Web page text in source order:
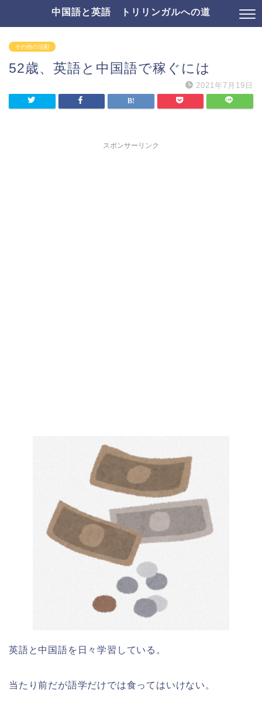
中国語と英語 トリリンガルへの道
その他の活動
52歳、英語と中国語で稼ぐには
2021年7月19日
スポンサーリンク
英語と中国語を日々学習している。
当たり前だが語学だけでは食ってはいけない。